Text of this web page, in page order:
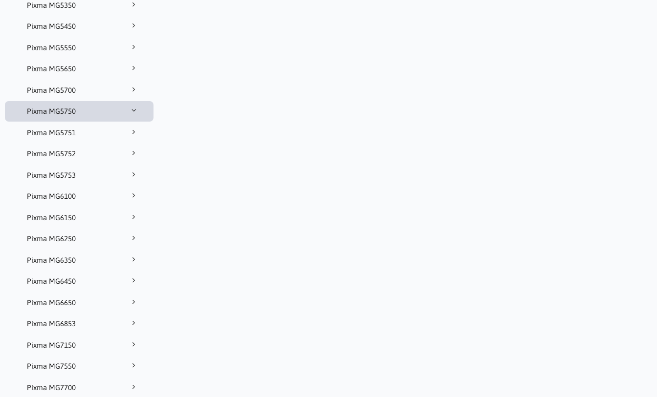
Pixma MG5350
Pixma MG5450
Pixma MG5550
Pixma MG5650
Pixma MG5700
Pixma MG5750
Pixma MG5751
Pixma MG5752
Pixma MG5753
Pixma MG6100
Pixma MG6150
Pixma MG6250
Pixma MG6350
Pixma MG6450
Pixma MG6650
Pixma MG6853
Pixma MG7150
Pixma MG7550
Pixma MG7700